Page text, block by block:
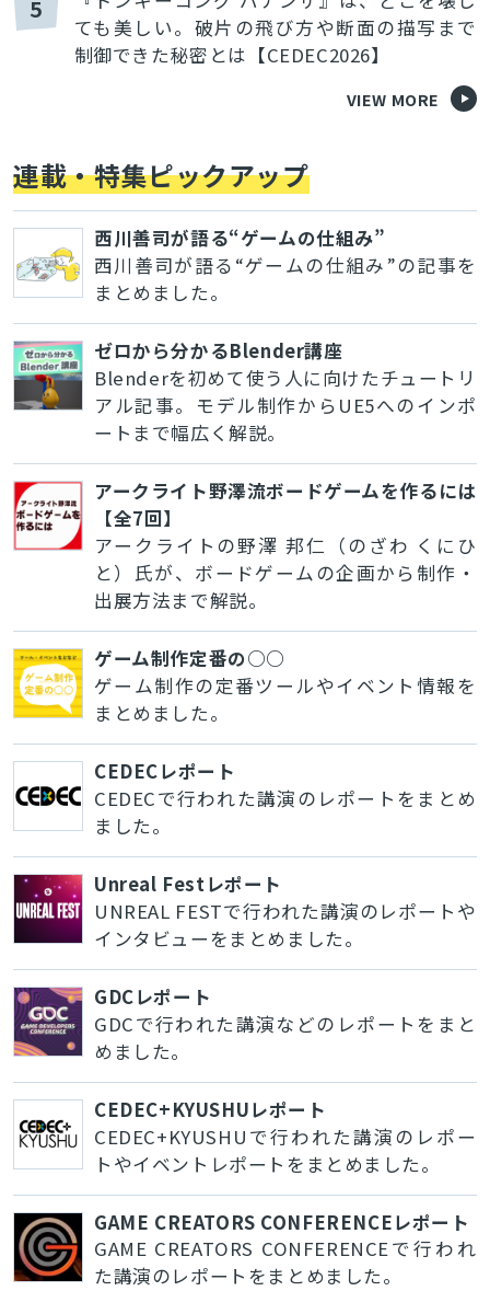
5
ても美しい。破片の飛び方や断面の描写まで
制御できた秘密とは【CEDEC2026】
VIEW MORE
連載・特集ピックアップ
西川善司が語る“ゲームの仕組み”
西川善司が語る“ゲームの仕組み”の記事を
まとめました。
ゼロから分かるBlender講座
Blenderを初めて使う人に向けたチュートリ
アル記事。モデル制作からUE5へのインポ
ートまで幅広く解説。
アークライト野澤流ボードゲームを作るには
【全7回】
アークライトの野澤 邦仁（のざわ くにひ
と）氏が、ボードゲームの企画から制作・
出展方法まで解説。
ゲーム制作定番の○○
ゲーム制作の定番ツールやイベント情報を
まとめました。
CEDECレポート
CEDECで行われた講演のレポートをまとめ
ました。
Unreal Festレポート
UNREAL FESTで行われた講演のレポートや
インタビューをまとめました。
GDCレポート
GDCで行われた講演などのレポートをまと
めました。
CEDEC+KYUSHUレポート
CEDEC+KYUSHUで行われた講演のレポー
トやイベントレポートをまとめました。
GAME CREATORS CONFERENCEレポート
GAME CREATORS CONFERENCEで行われ
た講演のレポートをまとめました。
とじる
検索